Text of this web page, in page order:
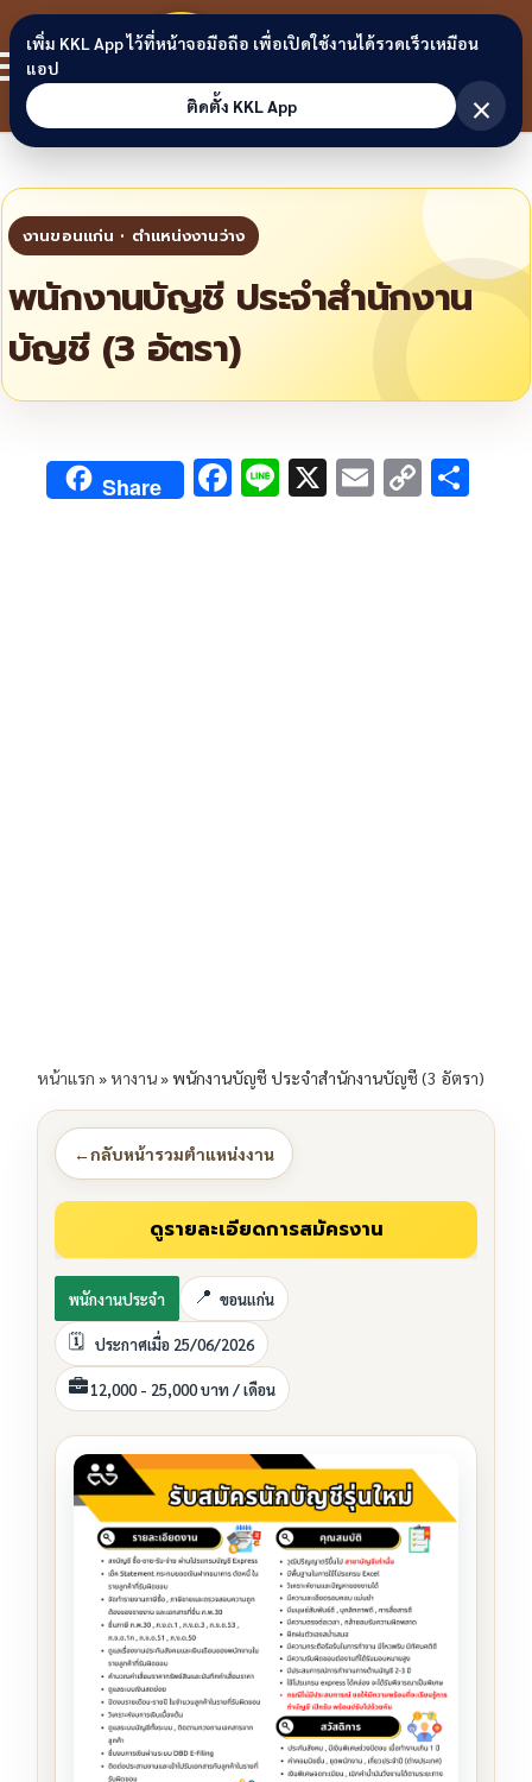
Skip to content
ขอนแก่น
ลิงก์
พนักงานบัญชี ประจำสำนักงาน
บัญชี (3 อัตรา)
Share F Li X E C
หน้าแรก »หางาน»พนักงานบัญชี ประจำสำนักงานบัญชี (3 อัตรา)
←กลับหน้ารวมตำแหน่งงาน
พนักงานประจำ ขอนแก่น
ประกาศเมื่อ 25/06/2026
12,000 - 25,000 บาท / เดือน
เพิ่ม KKL App ไว้ที่หน้าจอมือถือ เพื่อเปิดใช้งานได้รวดเร็วเหมือน
แอป
ติดตั้ง KKL App
×